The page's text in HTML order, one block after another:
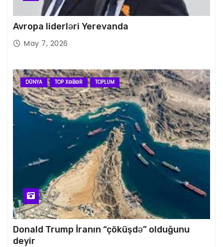
Avropa liderləri Yerevanda
May 7, 2026
DÜNYA TOP XƏBƏR TOPLUM
Donald Trump İranın “çöküşdə” olduğunu
deyir